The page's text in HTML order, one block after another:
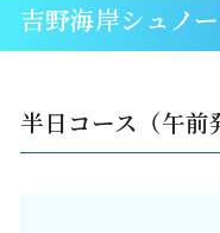
吉野海岸シュノ
半日コース（午前